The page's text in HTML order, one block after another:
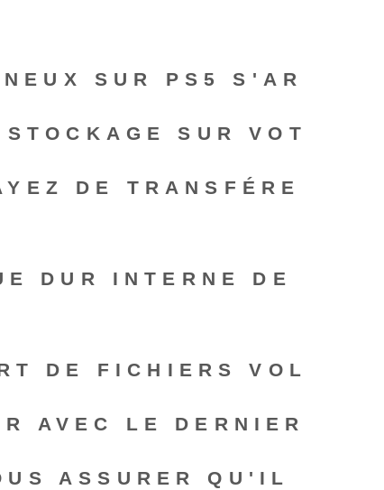
SUR PS5 S'AR
SUR VOT
DE TRANSFÉRE
DUR INTERNE DE
DE FICHIERS VOL
AVEC LE DERNIER
ASSURER QU'IL